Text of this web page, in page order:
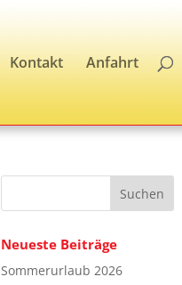
Kontakt Anfahrt
Neueste Beiträge
Sommerurlaub 2026